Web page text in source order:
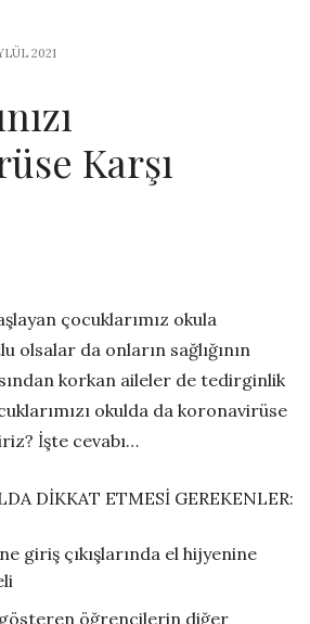
2021
Karşı
çocuklarımız okula
olsalar da onların sağlığının
korkan aileler de tedirginlik
okulda da koronavirüse
İşte cevabı…
DİKKAT ETMESİ GEREKENLER:
giriş çıkışlarında el hijyenine
öğrencilerin diğer